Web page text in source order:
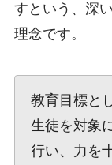
すという、深
理念です。
教育目標と
生徒を対象
行い、力を